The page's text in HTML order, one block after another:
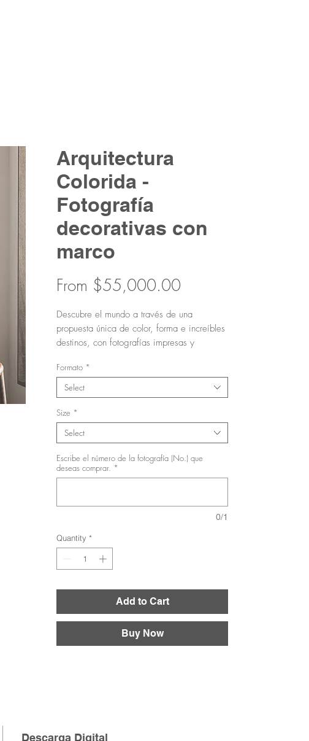
Arquitectura
Colorida -
Fotografía
decorativas con
marco
From $55,000.00Sale
Descubre el mundo a través de una
propuesta única de color, forma e increíbles
destinos, con fotografías impresas y
perfectas para dar vida y decorar todos tus
espacios.
Selecciona la fotografía que más te guste
de las 8 opciones disponibles en la última
imagen. Luego, elige entre una impresión
de alta calidad en papel premium montada
en un marco de madera con el acabado de
Arte enmarcado Moderno en Sao Paulo
Brasil, Rio de Janeiro, New York Soho y
Orlando Florida
Formato *
Select
Size *
Select
Escribe el número de la fotografía (No.) que
deseas comprar. *
0/1
Quantity *
Add to Cart
Buy Now
Descarga Digital